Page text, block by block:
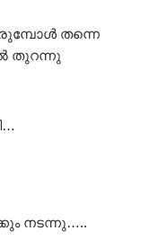
തന്നെ
തുറന്നു
നടന്നു…..